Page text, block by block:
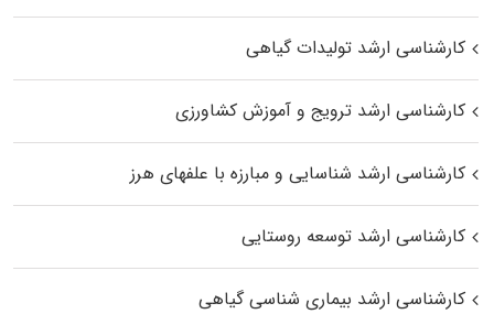
کارشناسی ارشد تولیدات گیاهی
کارشناسی ارشد ترویج و آموزش کشاورزی
کارشناسی ارشد شناسایی و مبارزه با علفهای هرز
کارشناسی ارشد توسعه روستایی
کارشناسی ارشد بیماری‌ شناسی گیاهی